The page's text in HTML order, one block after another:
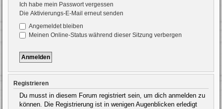
Ich habe mein Passwort vergessen
Die Aktivierungs-E-Mail erneut senden
Angemeldet bleiben
Meinen Online-Status während dieser Sitzung verbergen
Registrieren
Du musst in diesem Forum registriert sein, um dich anmelden zu
können. Die Registrierung ist in wenigen Augenblicken erledigt